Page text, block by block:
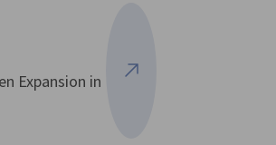
Expansion in
Mehr ansehen